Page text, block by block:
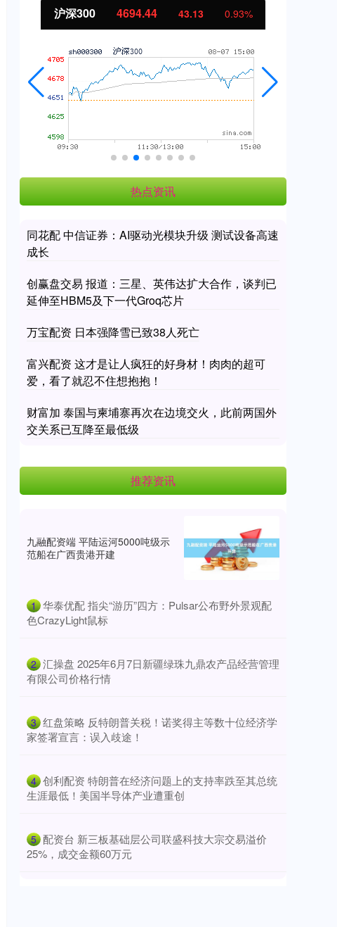
北证50 1134.24 11.37 1.01%
热点资讯
同花配 中信证券：AI驱动光模块升级 测试设备高速
成长
创赢盘交易 报道：三星、英伟达扩大合作，谈判已
延伸至HBM5及下一代Groq芯片
万宝配资 日本强降雪已致38人死亡
富兴配资 这才是让人疯狂的好身材！肉肉的超可
爱，看了就忍不住想抱抱！
财富加 泰国与柬埔寨再次在边境交火，此前两国外
交关系已互降至最低级
推荐资讯
九融配资端 平陆运河5000吨级示
范船在广西贵港开建
1 ​华泰优配 指尖“游历”四方：Pulsar公布野外景观配
色CrazyLight鼠标
2 ​汇操盘 2025年6月7日新疆绿珠九鼎农产品经营管理
有限公司价格行情
3 ​红盘策略 反特朗普关税！诺奖得主等数十位经济学
家签署宣言：误入歧途！
4 ​创利配资 特朗普在经济问题上的支持率跌至其总统
生涯最低！美国半导体产业遭重创
5 ​配资台 新三板基础层公司联盛科技大宗交易溢价
25%，成交金额60万元